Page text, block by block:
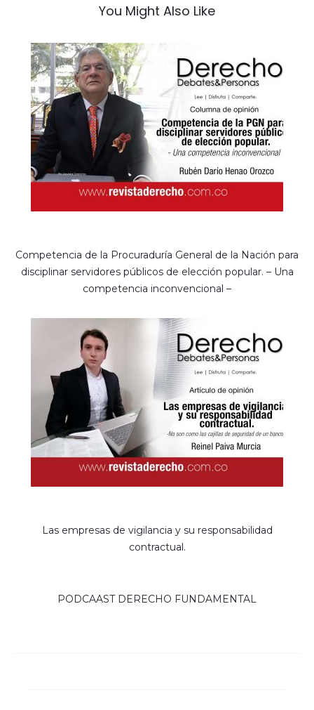
You Might Also Like
Competencia de la Procuraduría General de la Nación para
disciplinar servidores públicos de elección popular. – Una
competencia inconvencional –
Las empresas de vigilancia y su responsabilidad
contractual.
PODCAAST DERECHO FUNDAMENTAL